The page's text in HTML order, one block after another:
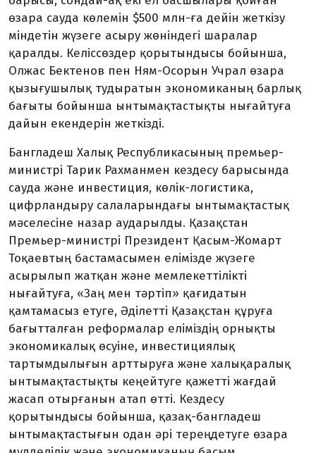
өзара сауда көлемін $500 млн-ға дейін жеткізу
міндетін жүзеге асыру жөніндегі шаралар
қаралды. Келіссөздер қорытындысы бойынша,
Олжас Бектенов пен Ням-Осорын Учрал өзара
қызығушылық тудыратын экономиканың барлық
бағыты бойынша ынтымақтастықты нығайтуға
дайын екендерін жеткізді.
Бангладеш Халық Республикасының премьер-
министрі Тарик Рахманмен кездесу барысында
сауда және инвестиция, көлік-логистика,
цифрландыру салаларындағы ынтымақтастық
мәселесіне назар аударылды. Қазақстан
Премьер-министрі Президент Қасым-Жомарт
Тоқаевтың бастамасымен елімізде жүзеге
асырылып жатқан және мемлекеттілікті
нығайтуға, «Заң мен тәртіп» қағидатын
қамтамасыз етуге, Әділетті Қазақстан құруға
бағытталған реформалар еліміздің орнықты
экономикалық өсуіне, инвестициялық
тартымдылығын арттыруға және халықаралық
ынтымақтастықты кеңейтуге қажетті жағдай
жасап отырғанын атап өтті. Кездесу
қорытындысы бойынша, қазақ-бангладеш
ынтымақтастығын одан әрі тереңдетуге өзара